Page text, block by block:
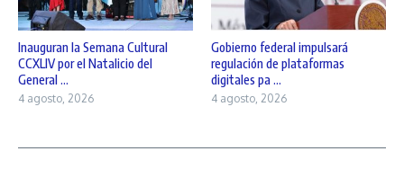
Inauguran la Semana Cultural
CCXLIV por el Natalicio del
General ...
4 agosto, 2026
Gobierno federal impulsará
regulación de plataformas
digitales pa ...
4 agosto, 2026